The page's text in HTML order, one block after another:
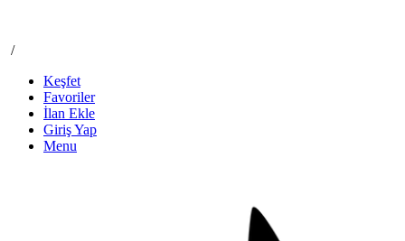
/
Keşfet
Favoriler
İlan Ekle
Giriş Yap
Menu